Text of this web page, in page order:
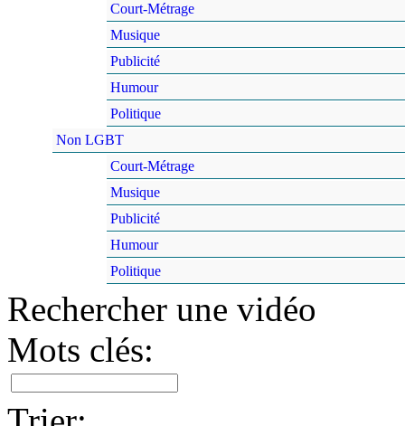
Court-Métrage
Musique
Publicité
Humour
Politique
Non LGBT
Court-Métrage
Musique
Publicité
Humour
Politique
Rechercher une vidéo
Mots clés: